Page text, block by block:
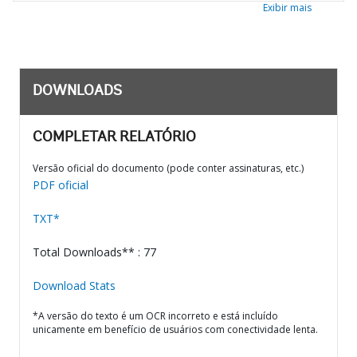
Exibir mais
DOWNLOADS
COMPLETAR RELATÓRIO
Versão oficial do documento (pode conter assinaturas, etc.)
PDF oficial
TXT*
Total Downloads** : 77
Download Stats
*A versão do texto é um OCR incorreto e está incluído
unicamente em benefício de usuários com conectividade lenta.